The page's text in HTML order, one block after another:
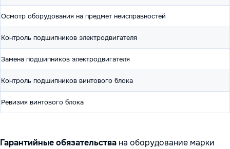
Осмотр оборудования на предмет неисправностей
Контроль подшипников электродвигателя
Замена подшипников электродвигателя
Контроль подшипников винтового блока
Ревизия винтового блока
Гарантийные обязательства на оборудование марки